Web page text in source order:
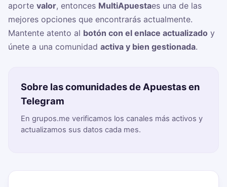
aporte valor, entonces MultiApuestaes una de las
mejores opciones que encontrarás actualmente.
Mantente atento al botón con el enlace actualizado y
únete a una comunidad activa y bien gestionada.
Sobre las comunidades de Apuestas en
Telegram
En grupos.me verificamos los canales más activos y
actualizamos sus datos cada mes.